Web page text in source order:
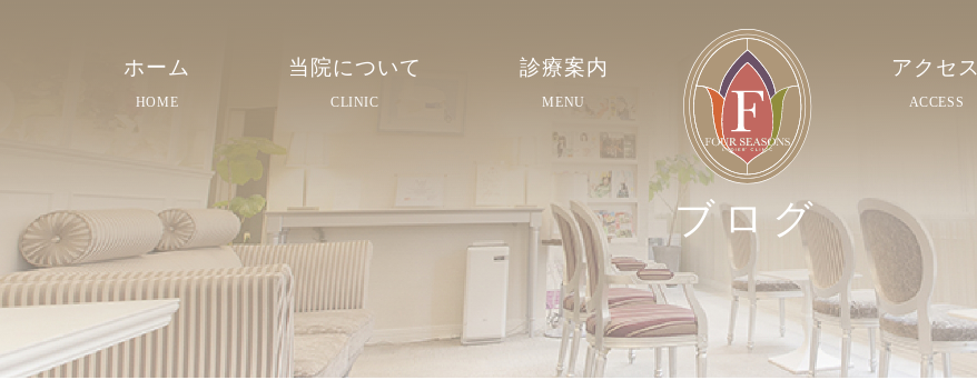
ホーム
HOME
当院について
CLINIC
院内紹介
スタッフ紹介
診療案内
MENU
アクセス
ACCESS
ブログ